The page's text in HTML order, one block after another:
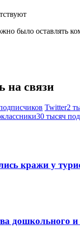
было оставлять
на связи
Twitter2
30 тысяч
кражи у
дошкольного